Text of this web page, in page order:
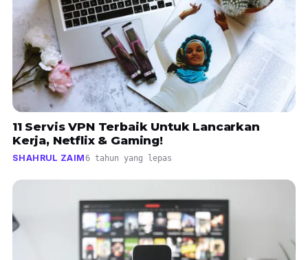
11 Servis VPN Terbaik Untuk Lancarkan
Kerja, Netflix & Gaming!
SHAHRUL ZAIM6 tahun yang lepas